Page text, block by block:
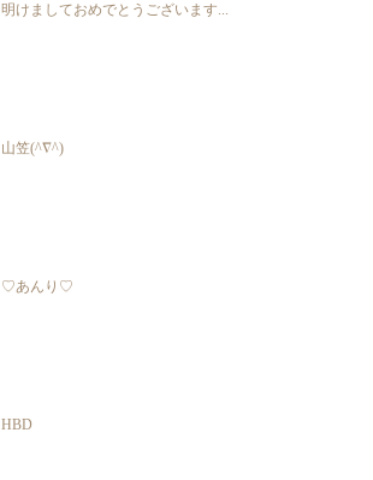
明けましておめでとうございます...
山笠(^∇^)
♡あんり♡
HBD